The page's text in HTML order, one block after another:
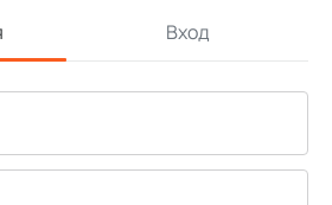
Вход